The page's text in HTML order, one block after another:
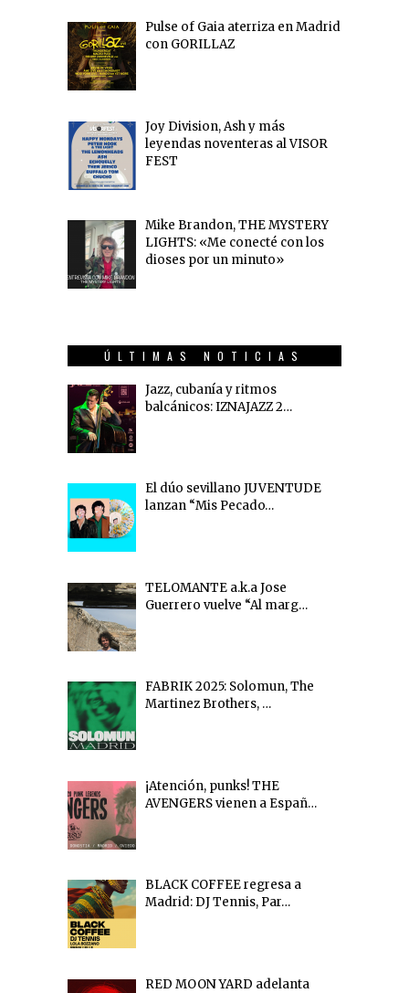
Pulse of Gaia aterriza en Madrid
con GORILLAZ
Joy Division, Ash y más
leyendas noventeras al VISOR
FEST
Mike Brandon, THE MYSTERY
LIGHTS: «Me conecté con los
dioses por un minuto»
ÚLTIMAS NOTICIAS
Jazz, cubanía y ritmos
balcánicos: IZNAJAZZ 2…
El dúo sevillano JUVENTUDE
lanzan “Mis Pecado…
TELOMANTE a.k.a Jose
Guerrero vuelve “Al marg…
FABRIK 2025: Solomun, The
Martinez Brothers, …
¡Atención, punks! THE
AVENGERS vienen a Españ…
BLACK COFFEE regresa a
Madrid: DJ Tennis, Par…
RED MOON YARD adelanta